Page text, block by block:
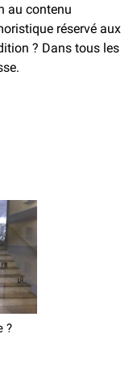
au contenu
réservé aux
? Dans tous les
?